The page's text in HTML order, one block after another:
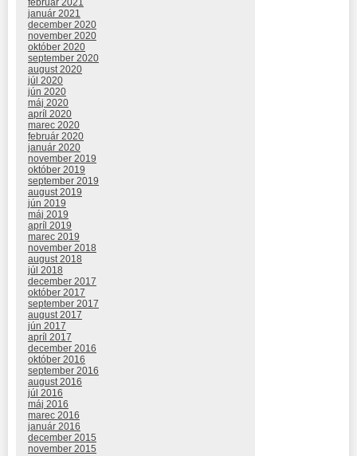
február 2021
január 2021
december 2020
november 2020
október 2020
september 2020
august 2020
júl 2020
jún 2020
máj 2020
apríl 2020
marec 2020
február 2020
január 2020
november 2019
október 2019
september 2019
august 2019
jún 2019
máj 2019
apríl 2019
marec 2019
november 2018
august 2018
júl 2018
december 2017
október 2017
september 2017
august 2017
jún 2017
apríl 2017
december 2016
október 2016
september 2016
august 2016
júl 2016
máj 2016
marec 2016
január 2016
december 2015
november 2015